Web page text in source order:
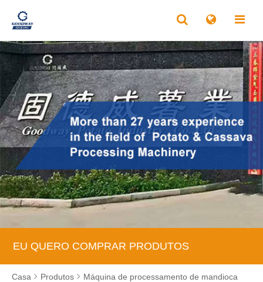
EU QUERO COMPRAR PRODUTOS
Casa Produtos
Máquina de processamento de mandioca